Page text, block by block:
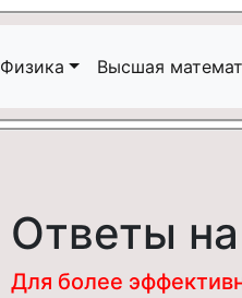
Физика Высшая
Ответы
Для более